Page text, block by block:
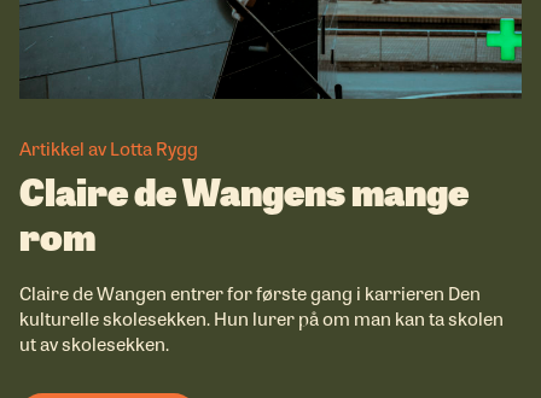
Artikkel av Lotta Rygg
Claire de Wangens mange
rom
Claire de Wangen entrer for første gang i karrieren Den
kulturelle skolesekken. Hun lurer på om man kan ta skolen
ut av skolesekken.